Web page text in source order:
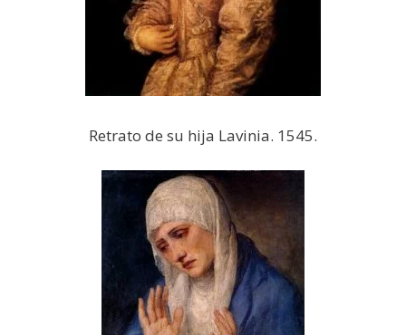
Retrato de su hija Lavinia. 1545.